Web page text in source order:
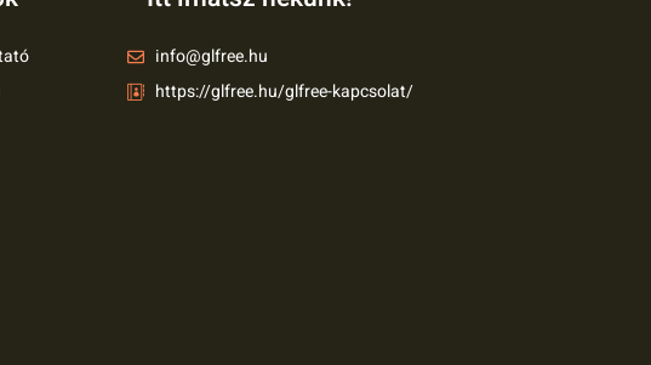
info@glfree.hu
https://glfree.hu/glfree-kapcsolat/